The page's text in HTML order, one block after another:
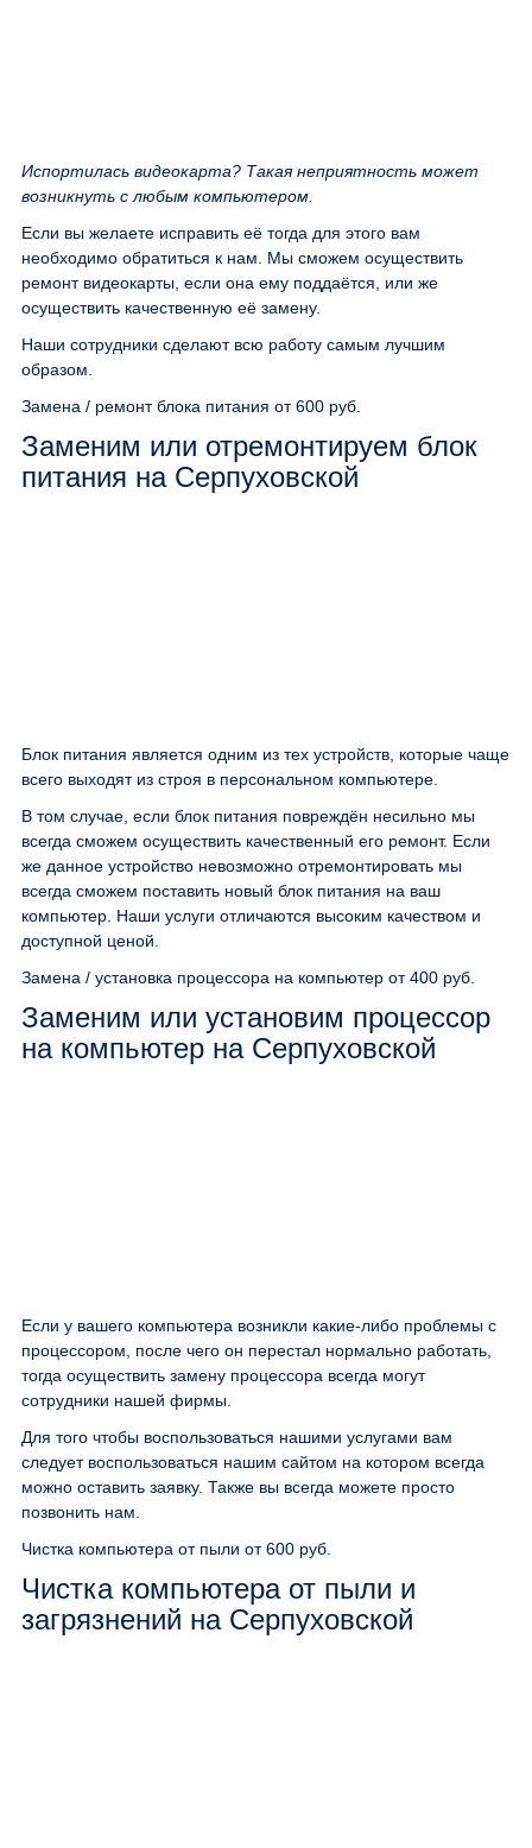
Испортилась видеокарта? Такая неприятность может
возникнуть с любым компьютером.
Если вы желаете исправить её тогда для этого вам
необходимо обратиться к нам. Мы сможем осуществить
ремонт видеокарты, если она ему поддаётся, или же
осуществить качественную её замену.
Наши сотрудники сделают всю работу самым лучшим
образом.
Замена / ремонт блока питания от 600 руб.
Заменим или отремонтируем блок
питания на Серпуховской
Блок питания является одним из тех устройств, которые чаще
всего выходят из строя в персональном компьютере.
В том случае, если блок питания повреждён несильно мы
всегда сможем осуществить качественный его ремонт. Если
же данное устройство невозможно отремонтировать мы
всегда сможем поставить новый блок питания на ваш
компьютер. Наши услуги отличаются высоким качеством и
доступной ценой.
Замена / установка процессора на компьютер от 400 руб.
Заменим или установим процессор
на компьютер на Серпуховской
Если у вашего компьютера возникли какие-либо проблемы с
процессором, после чего он перестал нормально работать,
тогда осуществить замену процессора всегда могут
сотрудники нашей фирмы.
Для того чтобы воспользоваться нашими услугами вам
следует воспользоваться нашим сайтом на котором всегда
можно оставить заявку. Также вы всегда можете просто
позвонить нам.
Чистка компьютера от пыли от 600 руб.
Чистка компьютера от пыли и
загрязнений на Серпуховской